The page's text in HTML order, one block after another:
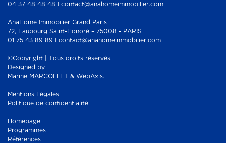
04 37 48 48 48 I contact@anahomeimmobilier.com
AnaHome Immobilier Grand Paris
72, Faubourg Saint-Honoré – 75008 - PARIS
01 75 43 89 89 I contact@anahomeimmobilier.com
©Copyright | Tous droits réservés.
Designed by
Marine MARCOLLET & WebAxis.
Mentions Légales
Politique de confidentialité
Homepage
Programmes
Références